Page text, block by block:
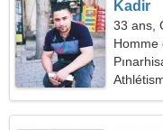
Kadir
33 ans,
Homme